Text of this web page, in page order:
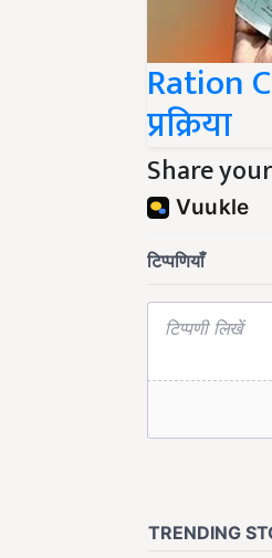
Ration
प्रक्रिया
Share